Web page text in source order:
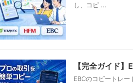
し、コピ ...
【完全ガイド
EBCのコピートレ